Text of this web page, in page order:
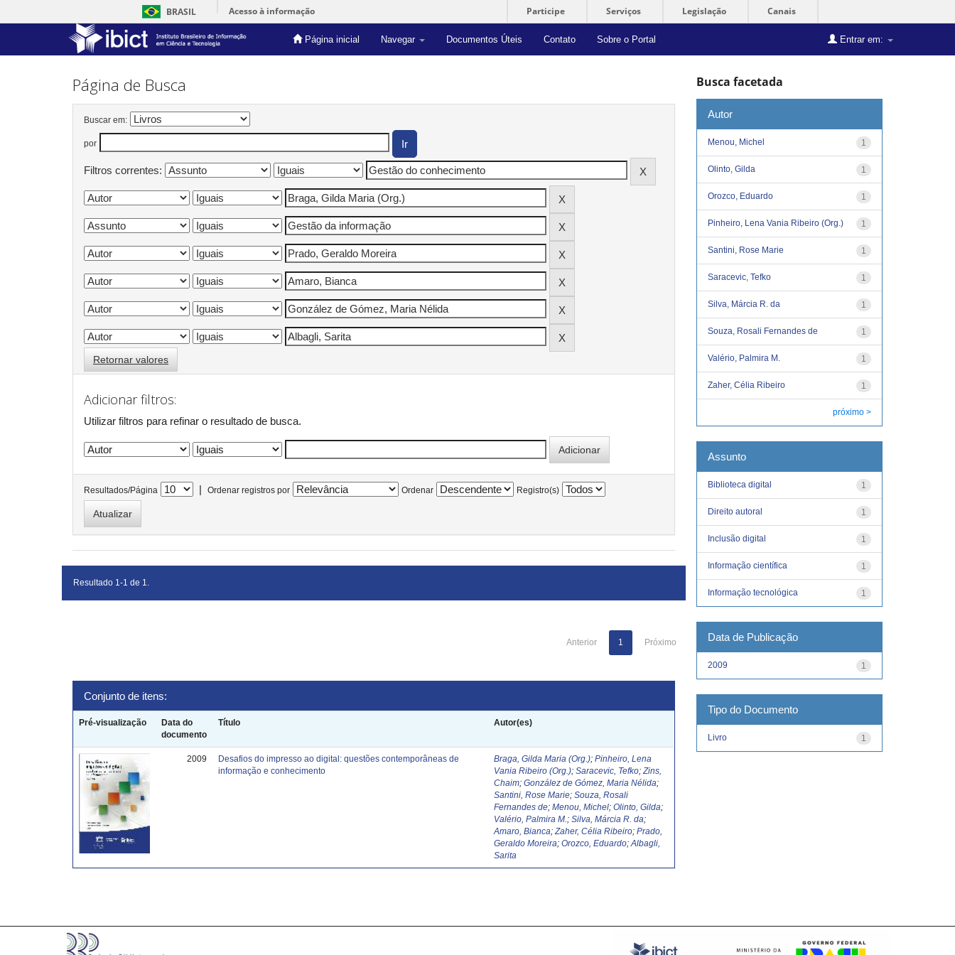
BRASIL Acesso à informação Participe Serviços Legislação Canais
Página inicial Navegar Documentos Úteis Contato Sobre o Portal Entrar em:
Skip
Página de Busca
Buscar em:
por
Filtros correntes:
Retornar valores
Adicionar filtros:
Utilizar filtros para refinar o resultado de busca.
Resultados/Página | Ordenar registros por Ordenar Registro(s)
Resultado 1-1 de 1.
Anterior 1 Próximo
Conjunto de itens:
Pré-visualização
Data do
documento
Título Autor(es)
2009
Desafios do impresso ao digital: questões contemporâneas de
informação e conhecimento
Braga, Gilda Maria (Org.);Pinheiro, Lena
Vania Ribeiro (Org.);Saracevic, Tefko;Zins,
Chaim;González de Gómez, Maria Nélida;
Santini, Rose Marie;Souza, Rosali
Fernandes de;Menou, Michel;Olinto, Gilda;
Valério, Palmira M. ;Silva, Márcia R. da;
Amaro, Bianca;Zaher, Célia Ribeiro;Prado,
Geraldo Moreira;Orozco, Eduardo;Albagli,
Sarita
Busca facetada
Autor
1
Menou, Michel
1
Olinto, Gilda
1
Orozco, Eduardo
1
Pinheiro, Lena Vania Ribeiro (Org.)
1
Santini, Rose Marie
1
Saracevic, Tefko
1
Silva, Márcia R. da
1
Souza, Rosali Fernandes de
1
Valério, Palmira M.
1
Zaher, Célia Ribeiro
próximo >
Assunto
1
Biblioteca digital
1
Direito autoral
1
Inclusão digital
1
Informação científica
1
Informação tecnológica
Data de Publicação
1
2009
Tipo do Documento
1
Livro